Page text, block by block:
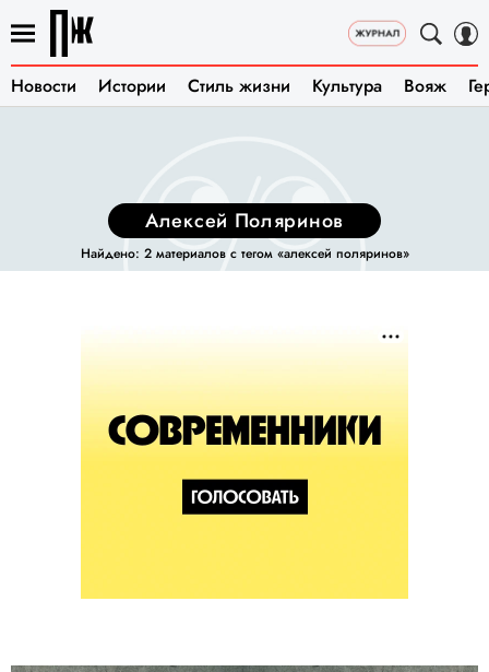
Новости Истории Стиль жизни Культура Вояж
Алексей Поляринов
Найдено: 2 материалов с тегом «алексей поляринов»